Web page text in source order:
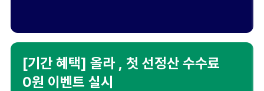
[기간 혜택] 올라 , 첫 선정산 수수료
0원 이벤트 실시